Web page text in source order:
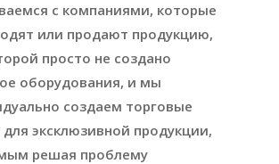
с компаниями, которые
или продают продукцию,
просто не создано
оборудования, и мы
создаем торговые
для эксклюзивной продукции,
решая проблему